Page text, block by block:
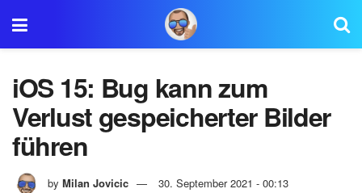
iOS 15: Bug kann zum
Verlust gespeicherter Bilder
führen
by Milan Jovicic 30. September 2021 - 00:13